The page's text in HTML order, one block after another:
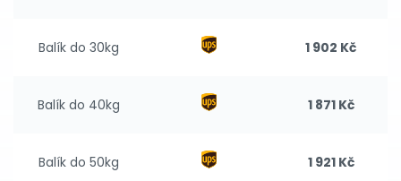
Balík do 30kg 1 902 Kč
Balík do 40kg 1 871 Kč
Balík do 50kg 1 921 Kč